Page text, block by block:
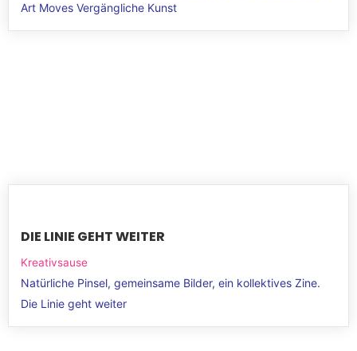
Art Moves Vergängliche Kunst
DIE LINIE GEHT WEITER
Kreativsause
Natürliche Pinsel, gemeinsame Bilder, ein kollektives Zine.
Die Linie geht weiter